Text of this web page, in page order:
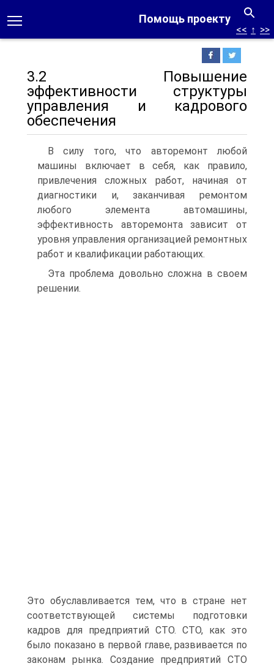
Помощь проекту
<< ↑ >>
3.2 Повышение
эффективности структуры
управления и кадрового
обеспечения
В силу того, что авторемонт любой
машины включает в себя, как правило,
привлечения сложных работ, начиная от
диагностики и, заканчивая ремонтом
любого элемента автомашины,
эффективность авторемонта зависит от
уровня управления организацией ремонтных
работ и квалификации работающих.
Эта проблема довольно сложна в своем
решении.
Это обуславливается тем, что в стране нет
соответствующей системы подготовки
кадров для предприятий СТО. СТО, как это
было показано в первой главе, развивается по
законам рынка. Создание предприятий СТО